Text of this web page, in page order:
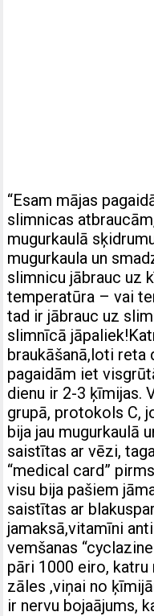
“Esam mājas
slimnicas
mugurkaulā
mugurkaula un
slimnicu jābrauc uz
temperatūra – vai
tad ir jābrauc uz
slimnīcā
braukāšanā,loti reta
pagaidām iet
dienu ir 2-3 ķīmijas.
grupā, protokols C,
bija jau mugurkaulā
saistītas ar vēzi,
“medical card”
visu bija pašiem
saistītas ar
jamaksā,vitamīni
vemšanas
pāri 1000 eiro,
zāles ,viņai no
ir nervu bojaājums,